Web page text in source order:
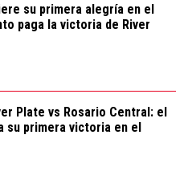
su primera alegría en el
paga la victoria de River
Plate vs Rosario Central: el
su primera victoria en el